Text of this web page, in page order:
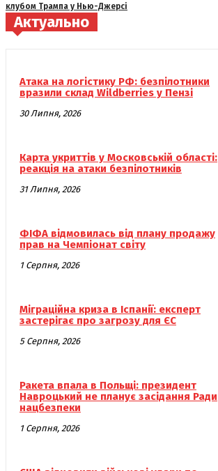
клубом Трампа у Нью-Джерсі
Актуально
Атака на логістику РФ: безпілотники
вразили склад Wildberries у Пензі
30 Липня, 2026
Карта укриттів у Московській області:
реакція на атаки безпілотників
31 Липня, 2026
ФІФА відмовилась від плану продажу
прав на Чемпіонат світу
1 Серпня, 2026
Міграційна криза в Іспанії: експерт
застерігає про загрозу для ЄС
5 Серпня, 2026
Ракета впала в Польщі: президент
Навроцький не планує засідання Ради
нацбезпеки
1 Серпня, 2026